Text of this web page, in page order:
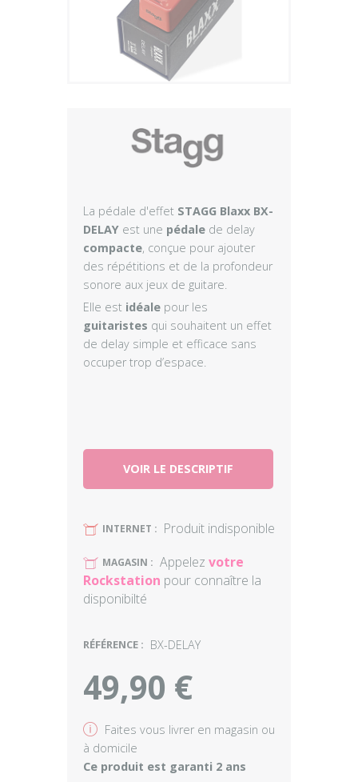
La pédale d'effet STAGG Blaxx BX-
DELAY est une pédale de delay
compacte, conçue pour ajouter
des répétitions et de la profondeur
sonore aux jeux de guitare.
Elle est idéale pour les
guitaristes qui souhaitent un effet
de delay simple et efficace sans
occuper trop d’espace.
VOIR LE DESCRIPTIF
U INTERNET : Produit indisponible
U MAGASIN : Appelez votre
Rockstation pour connaître la
disponibilté
RÉFÉRENCE : BX-DELAY
49,90 €
v Faites vous livrer en magasin ou
à domicile
Ce produit est garanti 2 ans